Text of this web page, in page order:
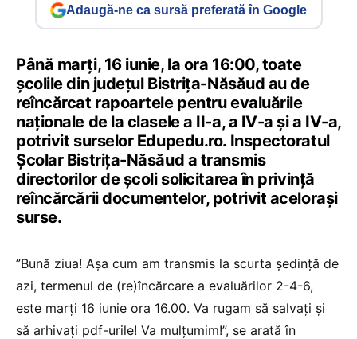
Adaugă-ne ca sursă preferată în Google
Până marți, 16 iunie, la ora 16:00, toate
școlile din județul Bistrița-Năsăud au de
reîncărcat rapoartele pentru evaluările
naționale de la clasele a II-a, a IV-a și a IV-a,
potrivit surselor Edupedu.ro. Inspectoratul
Școlar Bistrița-Năsăud a transmis
directorilor de școli solicitarea în privință
reîncărcării documentelor, potrivit acelorași
surse.
”Bună ziua! Așa cum am transmis la scurta ședință de
azi, termenul de (re)încărcare a evaluărilor 2-4-6,
este marți 16 iunie ora 16.00. Va rugam să salvați și
să arhivați pdf-urile! Va mulțumim!”, se arată în